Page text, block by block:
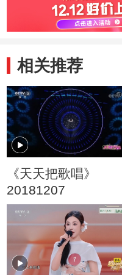
相关推荐
《天天把歌唱》
20181207